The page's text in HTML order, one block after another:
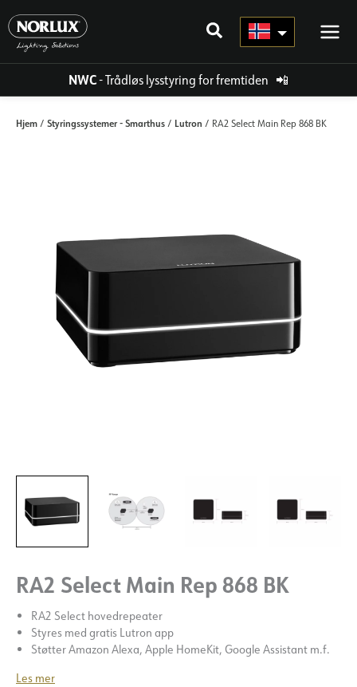
rett
innholdet
NWC- Trådløs lysstyring for fremtiden 📲
Hjem / Styringssystemer - Smarthus / Lutron / RA2 Select Main Rep 868 BK
RA2 Select Main Rep 868 BK
RA2 Select hovedrepeater
Styres med gratis Lutron app
Støtter Amazon Alexa, Apple HomeKit, Google Assistant m.f.
Les mer